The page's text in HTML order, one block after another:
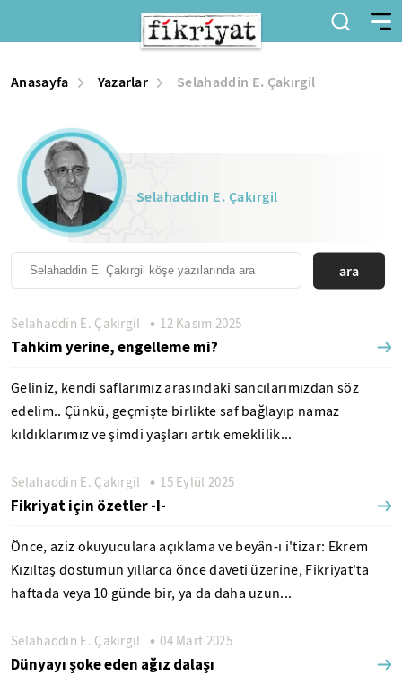
Anasayfa Yazarlar Selahaddin E. Çakırgil
Selahaddin E. Çakırgil
ara
Selahaddin E. Çakırgil 12 Kasım 2025
Tahkim yerine, engelleme mi?
Geliniz, kendi saflarımız arasındaki sancılarımızdan söz
edelim.. Çünkü, geçmişte birlikte saf bağlayıp namaz
kıldıklarımız ve şimdi yaşları artık emeklilik...
Selahaddin E. Çakırgil 15 Eylül 2025
Fikriyat için özetler -I-
Önce, aziz okuyuculara açıklama ve beyân-ı i'tizar: Ekrem
Kızıltaş dostumun yıllarca önce daveti üzerine, Fikriyat'ta
haftada veya 10 günde bir, ya da daha uzun...
Selahaddin E. Çakırgil 04 Mart 2025
Dünyayı şoke eden ağız dalaşı